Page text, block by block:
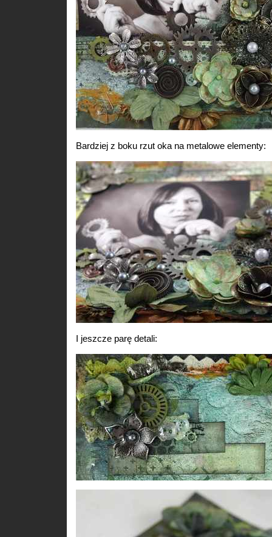
Bardziej z boku rzut oka na metalowe elementy:
I jeszcze parę detali: